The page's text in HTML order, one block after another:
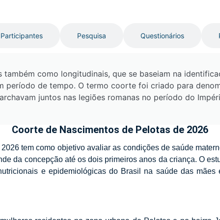
Participantes Pesquisa Questionários
como longitudinais, que se baseiam na
período de tempo. O termo coorte foi criado para
juntos nas legiões romanas no período do
Coorte de Nascimentos de Pelotas de 2026
tem como objetivo avaliar as condições de saúde
da concepção até os dois primeiros anos da criança. O
e epidemiológicas do Brasil na saúde das